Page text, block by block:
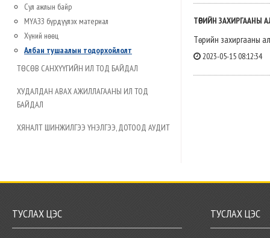
Сул ажлын байр
МҮАЗЗ бүрдүүлэх материал
Хүний нөөц
Албан тушаалын тодорхойлолт
ТӨСӨВ САНХҮҮГИЙН ИЛ ТОД БАЙДАЛ
ХУДАЛДАН АВАХ АЖИЛЛАГААНЫ ИЛ ТОД
БАЙДАЛ
ХЯНАЛТ ШИНЖИЛГЭЭ ҮНЭЛГЭЭ, ДОТООД АУДИТ
ТӨРИЙН
Төрийн захиргааны
2023-05-15 08:12:34
ТУСЛАХ ЦЭС ТУСЛАХ ЦЭС